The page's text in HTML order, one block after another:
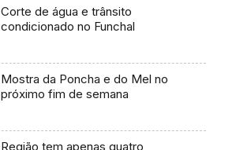
Corte de água e trânsito
condicionado no Funchal
Mostra da Poncha e do Mel no
próximo fim de semana
Região tem apenas quatro